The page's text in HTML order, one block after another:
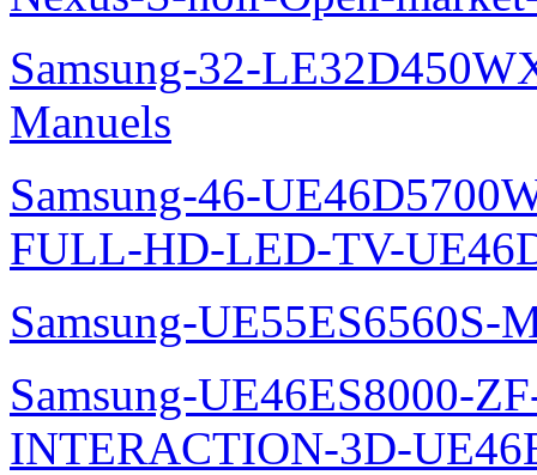
Samsung-32-
Manuels
Samsung-46-
FULL-HD-LED-TV-
Samsung-UE55ES6560S-
Samsung-UE46ES8000-
INTERACTION-3D-